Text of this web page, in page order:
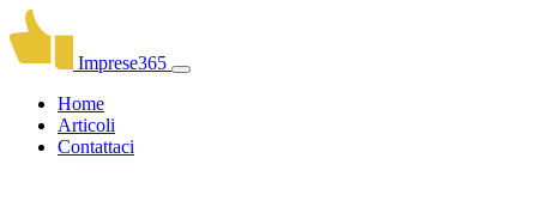
Imprese365
Home
Articoli
Contattaci